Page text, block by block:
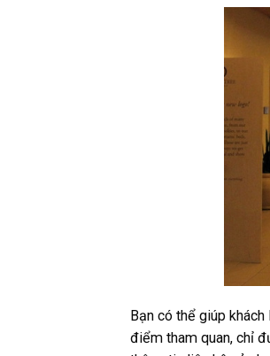
Bạn có thể giúp
điểm tham quan, chỉ